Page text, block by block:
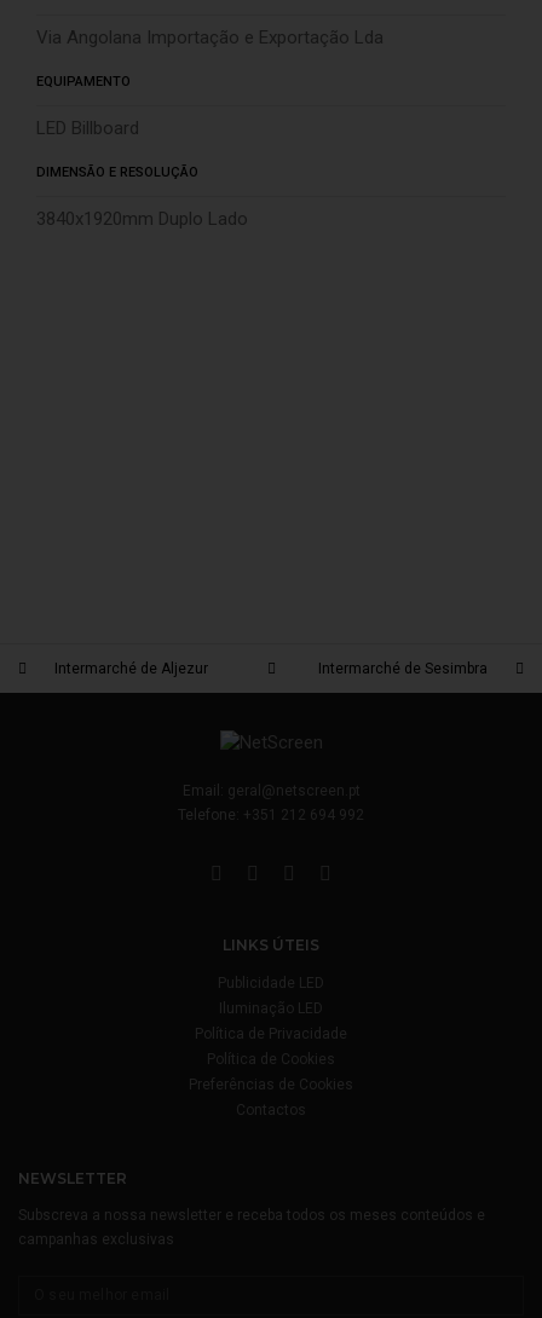
Via Angolana Importação e Exportação Lda
EQUIPAMENTO
LED Billboard
DIMENSÃO E RESOLUÇÃO
3840x1920mm Duplo Lado
Intermarché de Aljezur Intermarché de Sesimbra
Email:
geral@netscreen.pt
Telefone:
+351 212 694 992
LINKS ÚTEIS
Publicidade LED
Iluminação LED
Política de Privacidade
Política de Cookies
Preferências de Cookies
Contactos
NEWSLETTER
Subscreva a nossa newsletter e receba todos os meses conteúdos e
campanhas exclusivas